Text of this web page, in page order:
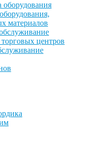
материалов
центров